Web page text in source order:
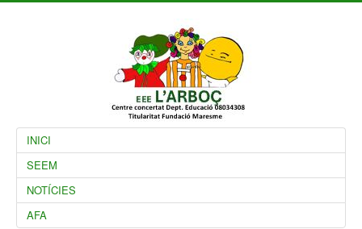
INICI
SEEM
NOTÍCIES
AFA